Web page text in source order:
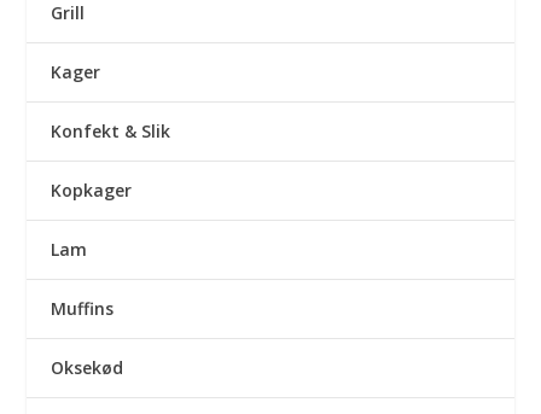
Grill
Kager
Konfekt & Slik
Kopkager
Lam
Muffins
Oksekød